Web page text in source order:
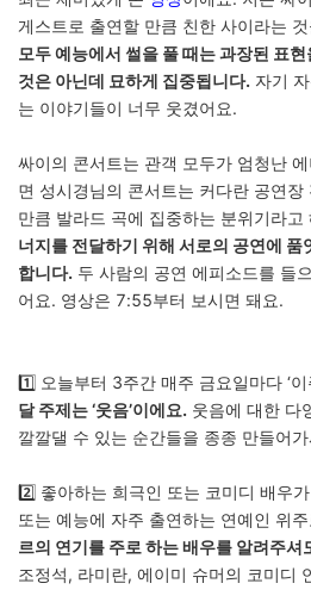
게스트로 출연할 만큼 친한 사이라는
모두 예능에서 썰을 풀 때는 과장된 표
것은 아닌데 묘하게 집중됩니다. 자기
는 이야기들이 너무 웃겼어요.
싸이의 콘서트는 관객 모두가 엄청난
면 성시경님의 콘서트는 커다란 공연
만큼 발라드 곡에 집중하는 분위기라고
너지를 전달하기 위해 서로의 공연에 품
합니다. 두 사람의 공연 에피소드를 들
어요. 영상은 7:55부터 보시면 돼요.
1️⃣ 오늘부터 3주간 매주 금요일마다 ‘
달 주제는 ‘웃음’이에요. 웃음에 대한 다
깔깔댈 수 있는 순간들을 종종 만들어
2️⃣ 좋아하는 희극인 또는 코미디 배우
또는 예능에 자주 출연하는 연예인 위
르의 연기를 주로 하는 배우를 알려주셔
조정석, 라미란, 에이미 슈머의 코미디